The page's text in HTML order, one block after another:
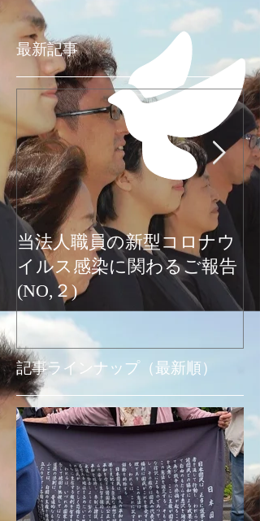
最新記事
当法人職員の新型コロナウ
イルス感染に関わるご報告
(NO,２)
記事ラインナップ（最新順）